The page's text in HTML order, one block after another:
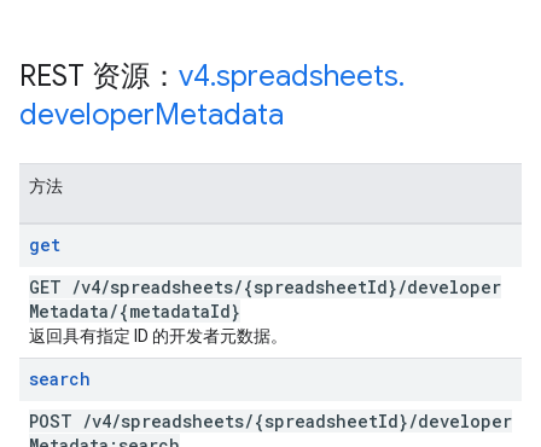
REST 资源： v4.spreadsheets.
developerMetadata
方法
get
GET /v4/spreadsheets/{spreadsheetId}/developer
Metadata/{metadataId}
返回具有指定 ID 的开发者元数据。
search
POST /v4/spreadsheets/{spreadsheetId}/developer